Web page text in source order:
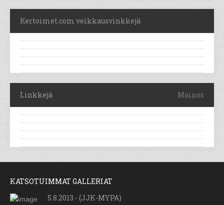
Kertoimet.com veikkausvinkkejä
Linkkejä Mainos
KATSOTUIMMAT GALLERIAT
5.8.2013 - (JJK-MYPA)